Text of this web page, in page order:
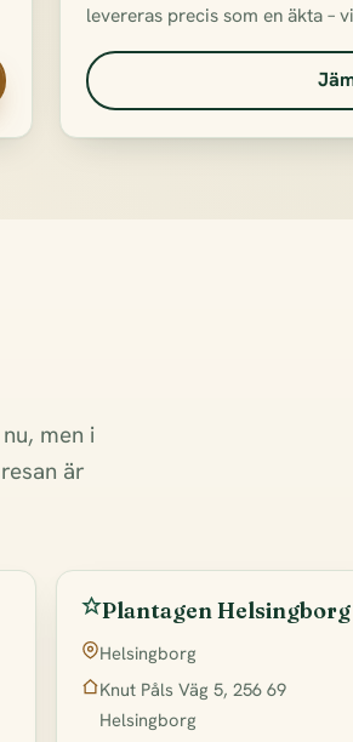
levereras precis som en äkta –
men i
är
Plantagen Helsingborg
Helsingborg
Knut Påls Väg 5, 256 69
Helsingborg